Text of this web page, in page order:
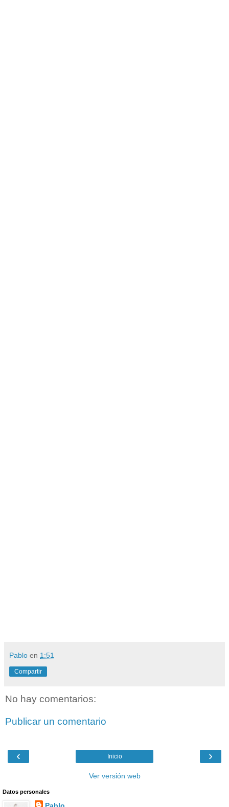
Pablo en 1:51
Compartir
No hay comentarios:
Publicar un comentario
‹ ›
Inicio
Ver versión web
Datos personales